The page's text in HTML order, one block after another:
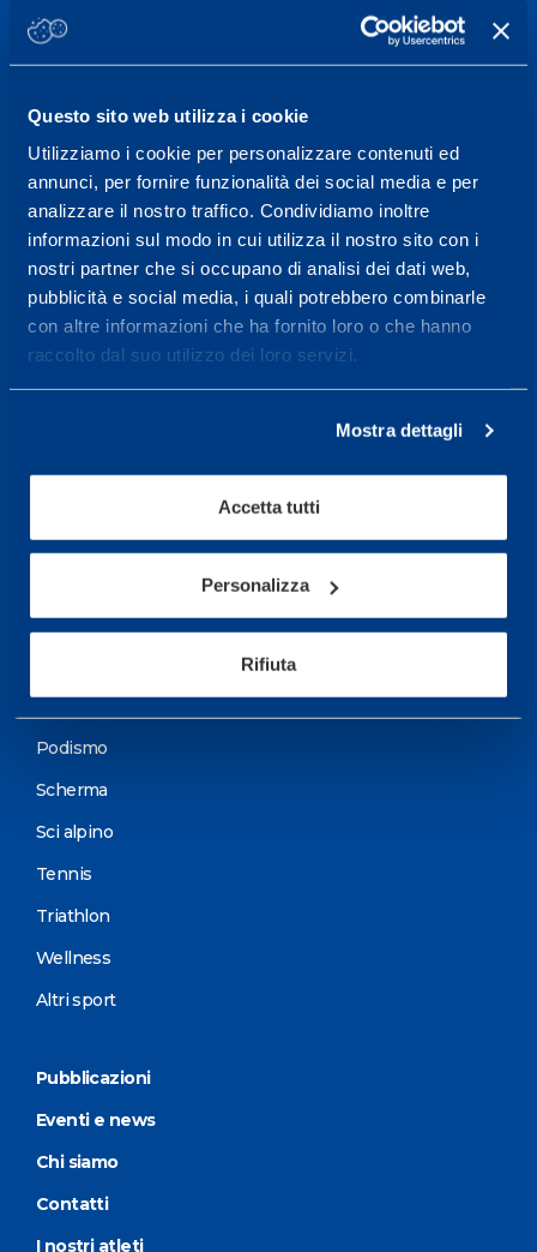
Questo sito web utilizza i cookie
Utilizziamo i cookie per personalizzare contenuti ed
annunci, per fornire funzionalità dei social media e per
analizzare il nostro traffico. Condividiamo inoltre
informazioni sul modo in cui utilizza il nostro sito con i
nostri partner che si occupano di analisi dei dati web,
pubblicità e social media, i quali potrebbero combinarle
con altre informazioni che ha fornito loro o che hanno
raccolto dal suo utilizzo dei loro servizi.
Mostra dettagli
Accetta tutti
Personalizza
Rifiuta
08.30 - 18.30
Centro servizi per l'alta
prestazione ed il
wellness.
Maggiori informazioni
Servizi
Sport
Ciclismo e MTB
Podismo
Scherma
Sci alpino
Tennis
Triathlon
Wellness
Altri sport
Pubblicazioni
Eventi e news
Chi siamo
Contatti
I nostri atleti